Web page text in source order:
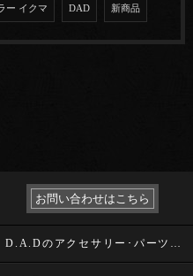
ー イクマ DAD 新商品
お問い合わせはこちら
D.A.Dのアクセサリー･パーツ･D.A.D OFFICIAL DEALER IKUMAの口コミ情報